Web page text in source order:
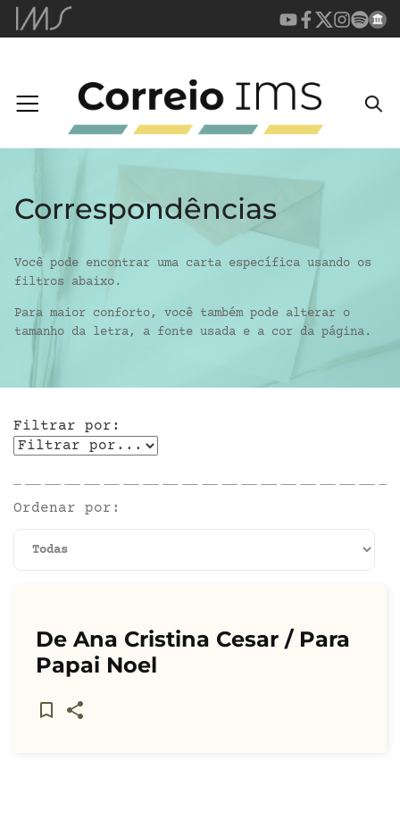
Correspondências
Você pode encontrar uma carta específica usando os
filtros abaixo.
Para maior conforto, você também pode alterar o
tamanho da letra, a fonte usada e a cor da página.
Filtrar por:
Ordenar por:
De Ana Cristina Cesar / Para
Papai Noel